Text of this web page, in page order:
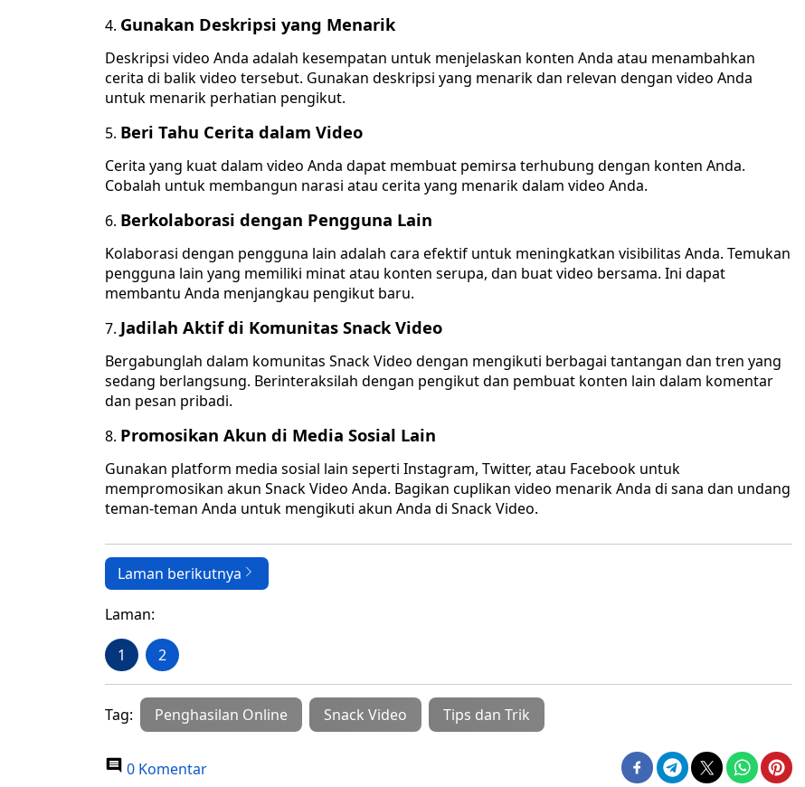
Gunakan Deskripsi yang Menarik
Deskripsi video Anda adalah kesempatan untuk menjelaskan konten Anda atau menambahkan
cerita di balik video tersebut. Gunakan deskripsi yang menarik dan relevan dengan video Anda
untuk menarik perhatian pengikut.
Beri Tahu Cerita dalam Video
Cerita yang kuat dalam video Anda dapat membuat pemirsa terhubung dengan konten Anda.
Cobalah untuk membangun narasi atau cerita yang menarik dalam video Anda.
Berkolaborasi dengan Pengguna Lain
Kolaborasi dengan pengguna lain adalah cara efektif untuk meningkatkan visibilitas Anda. Temukan
pengguna lain yang memiliki minat atau konten serupa, dan buat video bersama. Ini dapat
membantu Anda menjangkau pengikut baru.
Jadilah Aktif di Komunitas Snack Video
Bergabunglah dalam komunitas Snack Video dengan mengikuti berbagai tantangan dan tren yang
sedang berlangsung. Berinteraksilah dengan pengikut dan pembuat konten lain dalam komentar
dan pesan pribadi.
Promosikan Akun di Media Sosial Lain
Gunakan platform media sosial lain seperti Instagram, Twitter, atau Facebook untuk
mempromosikan akun Snack Video Anda. Bagikan cuplikan video menarik Anda di sana dan undang
teman-teman Anda untuk mengikuti akun Anda di Snack Video.
Laman berikutnya
Laman:
1 2
Tag: Penghasilan Online Snack Video Tips dan Trik
0 Komentar